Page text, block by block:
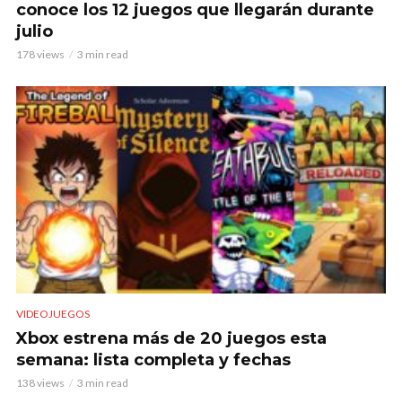
conoce los 12 juegos que llegarán durante
julio
178 views 3 min read
VIDEOJUEGOS
Xbox estrena más de 20 juegos esta
semana: lista completa y fechas
138 views 3 min read